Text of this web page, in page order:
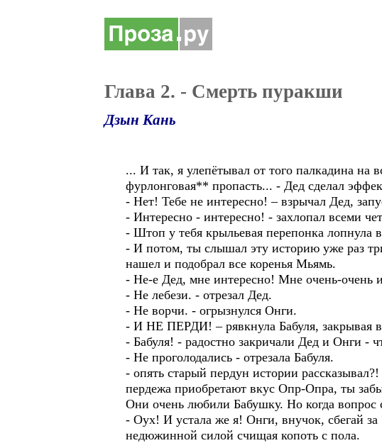
Глава 2. - Смерть пуракши
Дзын Кань
... И так, я улепётывал от того палкадина на
фурлонговая** пропасть... - Дед сделал
- Нет! Тебе не интересно! – взрычал Дед,
- Интересно - интересно! - захлопал всеми
- Штоп у тебя крыльевая перепонка лопнула
- И потом, ты слышал эту историю уже раз
нашел и подобрал все коренья Мьямь.
- Не-е Дед, мне интересно! Мне очень-очень
- Не лебези. - отрезал Дед.
- Не ворчи. - огрызнулся Онги.
- И НЕ ПЕРДИ! – рявкнула Бабуля, закрывая
- Бабуля! - радостно закричали Дед и Онги -
- Не проголодались - отрезала Бабуля.
- опять старый пердун истории
пердежа приобретают вкус Опр-Опра, ты
Они очень любили Бабушку. Но когда вопрос
- Оух! И устала же я! Онги, внучок, сбегай
недюжинной силой счищая копоть с пола.